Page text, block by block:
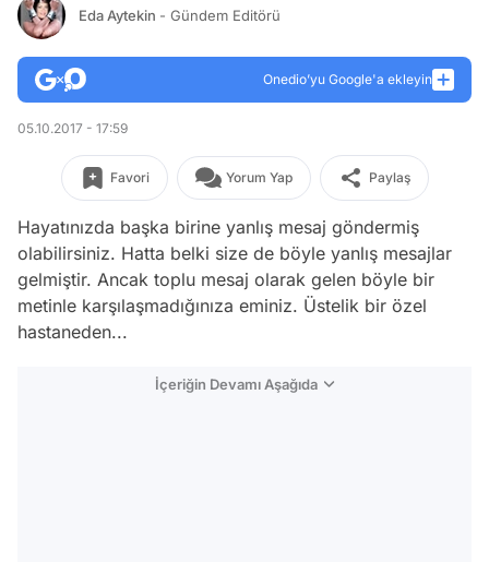
Eda Aytekin - Gündem Editörü
Onedio’yu Google'a ekleyin
05.10.2017 - 17:59
Favori Yorum Yap Paylaş
Hayatınızda başka birine yanlış mesaj göndermiş
olabilirsiniz. Hatta belki size de böyle yanlış mesajlar
gelmiştir. Ancak toplu mesaj olarak gelen böyle bir
metinle karşılaşmadığınıza eminiz. Üstelik bir özel
hastaneden...
İçeriğin Devamı Aşağıda